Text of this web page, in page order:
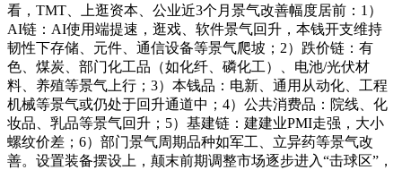
看，TMT、上逛资本、公业近3个月景气改善幅度居前：1）
AI链：AI使用端提速，逛戏、软件景气回升，本钱开支维持
韧性下存储、元件、通信设备等景气爬坡；2）跌价链：有
色、煤炭、部门化工品（如化纤、磷化工）、电池/光伏材
料、养殖等景气上行；3）本钱品：电新、通用从动化、工程
机械等景气或仍处于回升通道中；4）公共消费品：院线、化
妆品、乳品等景气回升；5）基建链：建建业PMI走强，大小
螺纹价差；6）部门景气周期品种如军工、立异药等景气改
善。设置装备摆设上，颠末前期调整市场逐步进入“击球区”，